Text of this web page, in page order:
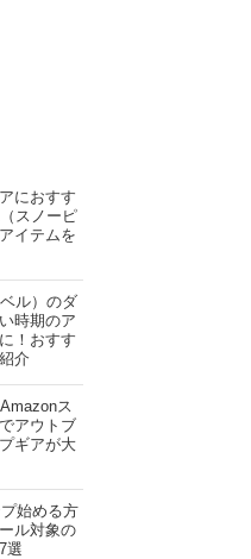
におすす
スノーピ
イテムを
ル）のダ
時期のア
！おすす
介
ス
アウトブ
ギアが大
プ始める方
ル対象の
選